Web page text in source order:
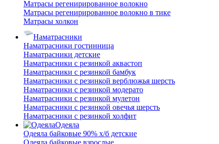
Матрасы регенирированное волокно
Матрасы регенирированное волокно в тике
Матрасы холкон
Наматрасники
Наматрасники гостинница
Наматрасники детские
Наматрасники с резинкой аквастоп
Наматрасники с резинкой бамбук
Наматрасники с резинкой верблюжья шерсть
Наматрасники с резинкой модерато
Наматрасники с резинкой мулетон
Наматрасники с резинкой овечья шерсть
Наматрасники с резинкой холфит
Одеяла
Одеяла байковые 90% х/б детские
Одеяла байковые взрослые